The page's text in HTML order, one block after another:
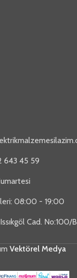
643 45 59
08:00 - 19:00
Cad. No:100/
Vektörel Medya